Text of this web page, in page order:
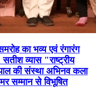
का भव्य एवं रंगारंग
व्यास "राष्ट्रीय
की संस्था अभिनव कला
सम्मान से विभूषित